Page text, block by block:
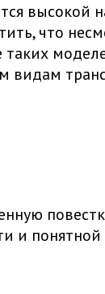
высокой
что
видам
и